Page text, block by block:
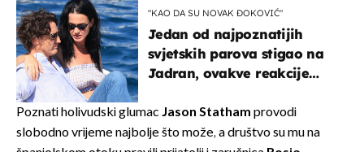
"KAO DA SU NOVAK ĐOKOVIĆ"
Jedan od najpoznatijih
svjetskih parova stigao na
Jadran, ovakve reakcije
Poznati holivudski glumac Jason Statham provodi
slobodno vrijeme najbolje što može, a društvo su mu na